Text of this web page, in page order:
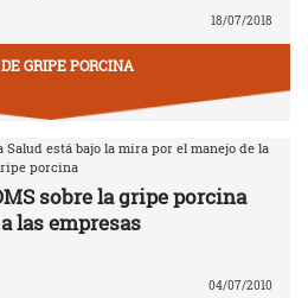
18/07/2018
GRIPE PORCINA
está bajo la mira por el manejo de la
porcina
sobre la gripe porcina
las empresas
04/07/2010